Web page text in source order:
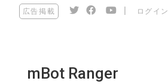
広告掲載 ログイン
mBot Ranger